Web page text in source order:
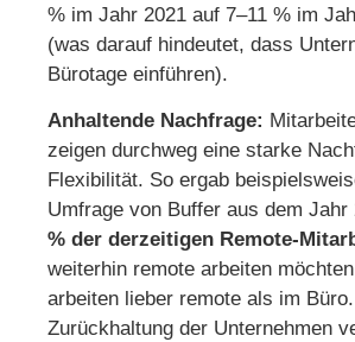
% im Jahr 2021 auf 7–11 % im
(was darauf hindeutet, dass
Bürotage einführen).
Anhaltende Nachfrage:
zeigen durchweg eine starke
Flexibilität. So ergab
Umfrage von Buffer aus dem Jahr
% der derzeitigen Remote-
weiterhin remote arbeiten
arbeiten lieber remote als im
Zurückhaltung der Unternehmen